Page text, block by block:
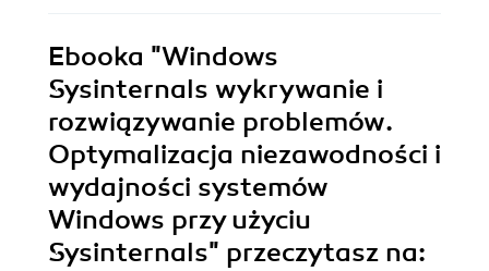
Ebooka "Windows
Sysinternals wykrywanie i
rozwiązywanie problemów.
Optymalizacja niezawodności i
wydajności systemów
Windows przy użyciu
Sysinternals" przeczytasz na: